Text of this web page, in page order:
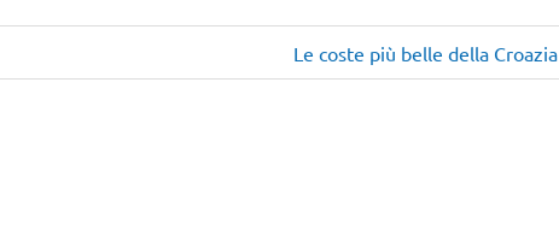
Articolo
successivo:
Le coste più belle della Croazia